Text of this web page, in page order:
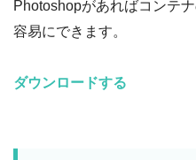
Photoshopがあればコンテ
容易にできます。
ダウンロードする